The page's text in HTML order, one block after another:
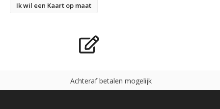
Ik wil een Kaart op maat
Achteraf betalen mogelijk